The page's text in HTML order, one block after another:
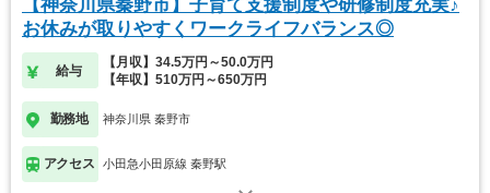
【神奈川県秦野市】子育て支援制度や研修制度充実♪
お休みが取りやすくワークライフバランス◎
給与
【月収】34.5万円～50.0万円
【年収】510万円～650万円
勤務地 神奈川県 秦野市
アクセス 小田急小田原線 秦野駅